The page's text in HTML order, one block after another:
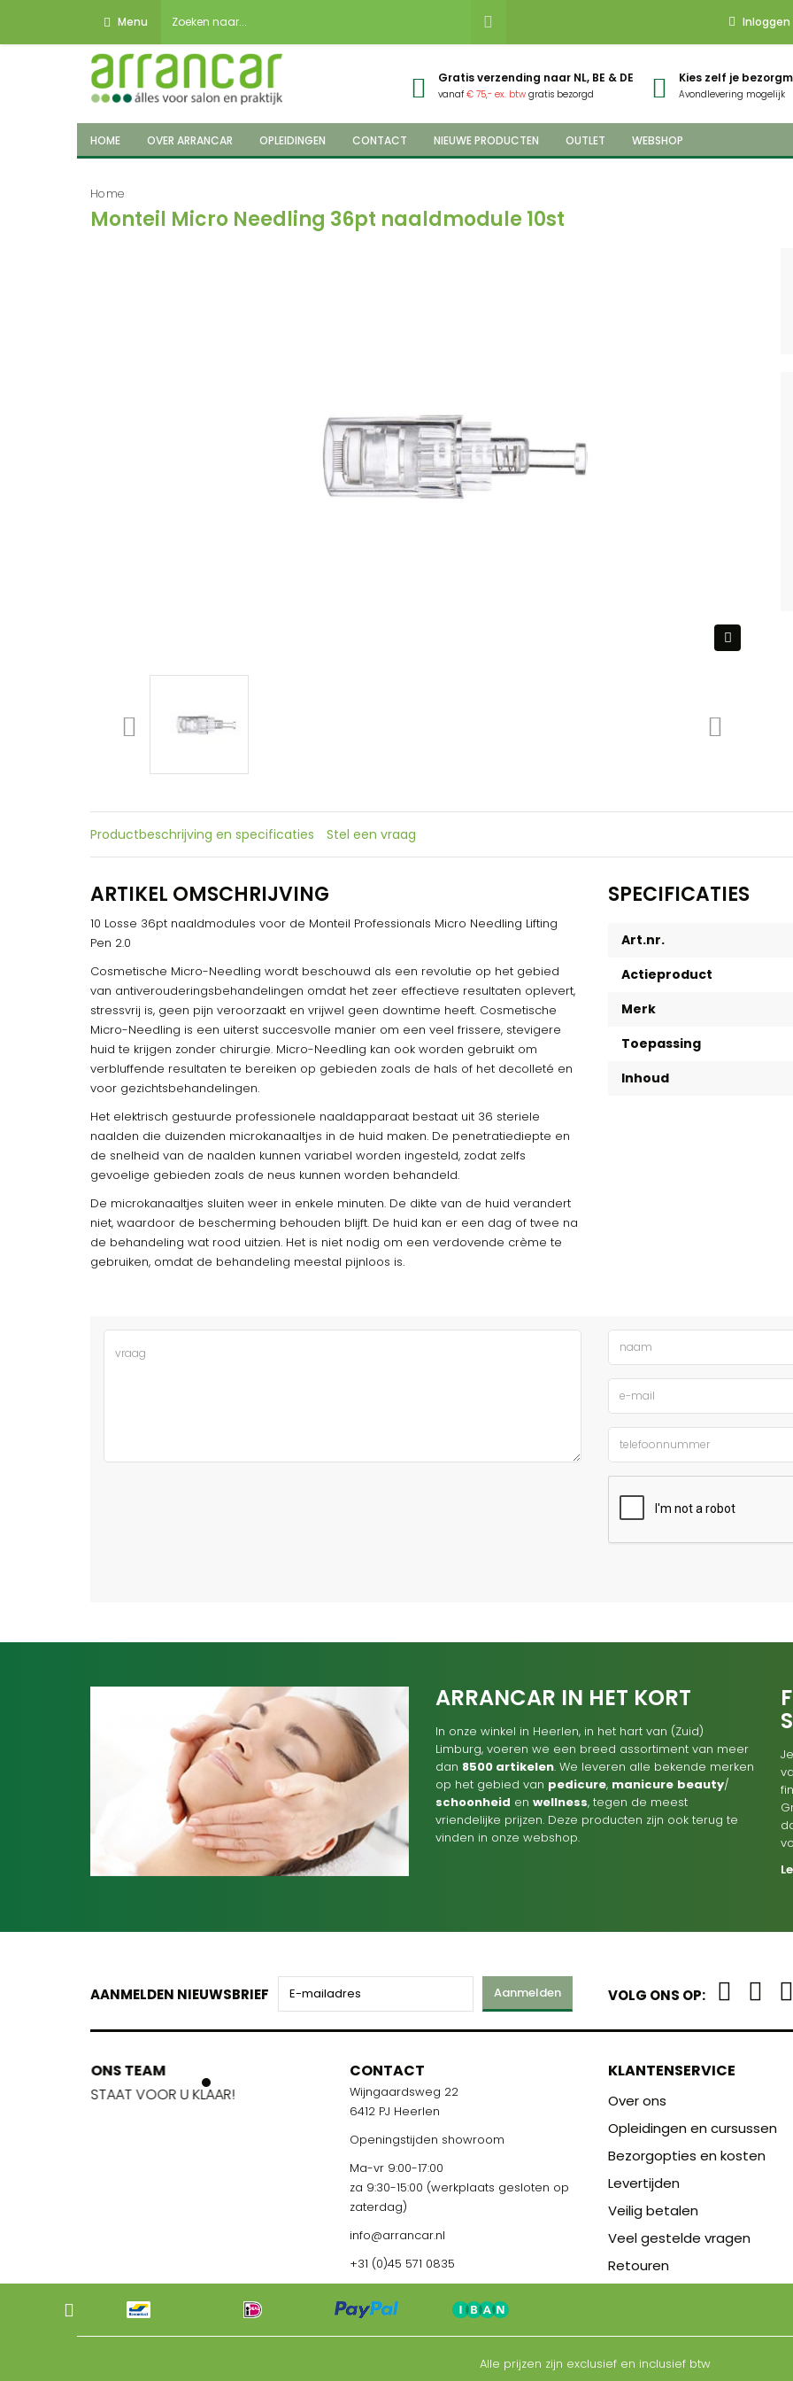
Menu Inloggen
Gratis verzending naar NL, BE & DE
vanaf€ 75,- ex. btw gratis bezorgd
Kies zelf je
Avondlevering mogelijk
HOME OVER ARRANCAR OPLEIDINGEN CONTACT NIEUWE PRODUCTEN OUTLET WEBSHOP
Home
Monteil Micro Needling 36pt naaldmodule 10st
Productbeschrijving en specificaties Stel een vraag
ARTIKEL OMSCHRIJVING
10 Losse 36pt naaldmodules voor de Monteil Professionals Micro Needling Lifting
Pen 2.0
Cosmetische Micro-Needling wordt beschouwd als een revolutie op het gebied
van antiverouderingsbehandelingen omdat het zeer effectieve resultaten oplevert,
stressvrij is, geen pijn veroorzaakt en vrijwel geen downtime heeft. Cosmetische
Micro-Needling is een uiterst succesvolle manier om een veel frissere, stevigere
huid te krijgen zonder chirurgie. Micro-Needling kan ook worden gebruikt om
verbluffende resultaten te bereiken op gebieden zoals de hals of het decolleté en
voor gezichtsbehandelingen.
Het elektrisch gestuurde professionele naaldapparaat bestaat uit 36 steriele
naalden die duizenden microkanaaltjes in de huid maken. De penetratiediepte en
de snelheid van de naalden kunnen variabel worden ingesteld, zodat zelfs
gevoelige gebieden zoals de neus kunnen worden behandeld.
De microkanaaltjes sluiten weer in enkele minuten. De dikte van de huid verandert
niet, waardoor de bescherming behouden blijft. De huid kan er een dag of twee na
de behandeling wat rood uitzien. Het is niet nodig om een verdovende crème te
gebruiken, omdat de behandeling meestal pijnloos is.
SPECIFICATIES
Art.nr.
Actieproduct
Merk
Toepassing
Inhoud
ARRANCAR IN HET KORT
In onze winkel in Heerlen, in het hart van (Zuid)
Limburg, voeren we een breed assortiment van meer
dan 8500 artikelen. We leveren alle bekende merken
op het gebied van pedicure, manicure beauty/
schoonheid en wellness, tegen de meest
vriendelijke prijzen. Deze producten zijn ook terug te
vinden in onze webshop.
AANMELDEN NIEUWSBRIEF Aanmelden VOLG ONS OP:
ONS TEAM
STAAT VOOR U KLAAR!
ONS TEAM
STAAT VOOR U KLAAR!
CONTACT
Wijngaardsweg 22
6412 PJ Heerlen
Openingstijden showroom
Ma-vr 9:00-17:00
za 9:30-15:00 (werkplaats gesloten op
zaterdag)
info@arrancar.nl
+31 (0)45 571 0835
KLANTENSERVICE
Over ons
Opleidingen en cursussen
Bezorgopties en kosten
Levertijden
Veilig betalen
Veel gestelde vragen
Retouren
Alle prijzen zijn exclusief en inclusief btw